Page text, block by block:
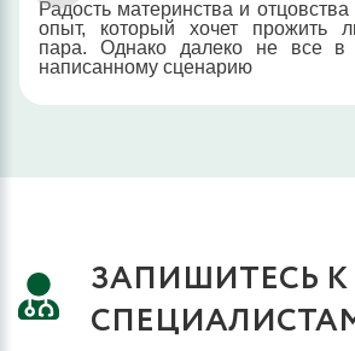
Радость материнства и
опыт, который хочет прожить
пара. Однако далеко не все в
написанному сценарию
ЗАПИШИТЕСЬ